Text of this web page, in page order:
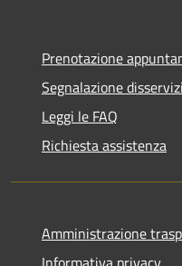
Prenotazione
Segnalazione
Leggi le FAQ
Richiesta assistenza
Amministrazione